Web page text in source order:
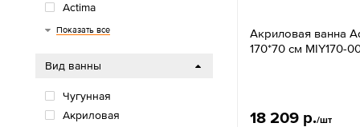
Акриловая ванна
170*70 см MIY170-
18 209 р./шт
Actima
BelBagno
Aquanika
Cezares
Vincea
ODA
1ACReal
MarkaONE
Calypso
VagnerPlast
Triton
GROSSMAN
Aquatek
ВИЗ
White wave
Wotte
Roca
Bas
RIHO
Excellent
Показать все
Вид ванны
Чугунная
Акриловая